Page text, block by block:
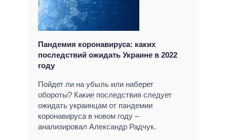
Пандемия коронавируса: каких
последствий ожидать Украине в 2022
году
Пойдет ли на убыль или наберет
обороты? Какие последствия следует
ожидать украинцам от пандемии
коронавируса в новом году –
анализировал Александр Радчук.